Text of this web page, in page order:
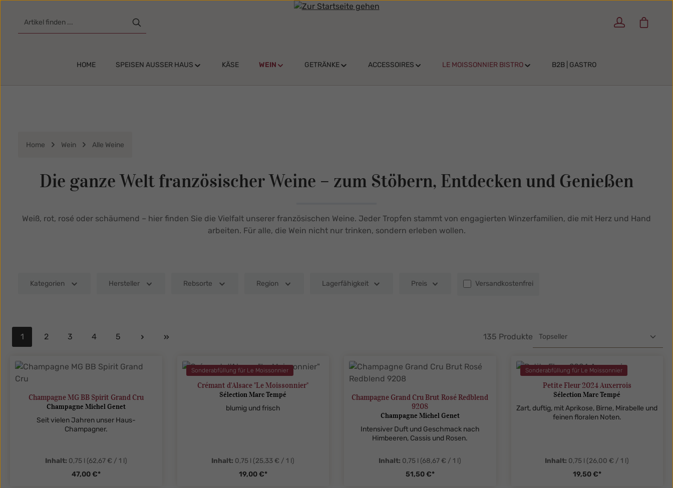
HOME SPEISEN AUSSER HAUS KÄSE WEIN GETRÄNKE ACCESSOIRES LE MOISSONNIER BISTRO B2B | GASTRO
Home Wein Alle Weine
Die ganze Welt französischer Weine – zum Stöbern, Entdecken und Genießen
Weiß, rot, rosé oder schäumend – hier finden Sie die Vielfalt unserer französischen Weine. Jeder Tropfen stammt von engagierten Winzerfamilien, die mit Herz und Hand
arbeiten. Für alle, die Wein nicht nur trinken, sondern erleben wollen.
Kategorien Hersteller Rebsorte Region Lagerfähigkeit Preis Filter hinzufügen: Versandkostenfrei
Versandkostenfrei
Seite
1
Seite
2
Seite
3
Seite
4
Seite
5 135 Produkte
Champagne MG BB Spirit Grand Cru
Champagne Michel Genet
Seit vielen Jahren unser Haus-
Champagner.
Inhalt: 0,75 l (62,67 € / 1 l)
47,00 €*
Sonderabfüllung für Le Moissonnier
Crémant d'Alsace "Le Moissonnier"
Sélection Marc Tempé
blumig und frisch
Inhalt: 0,75 l (25,33 € / 1 l)
19,00 €*
Champagne Grand Cru Brut Rosé Redblend
9208
Champagne Michel Genet
Intensiver Duft und Geschmack nach
Himbeeren, Cassis und Rosen.
Inhalt: 0,75 l (68,67 € / 1 l)
51,50 €*
Sonderabfüllung für Le Moissonnier
Petite Fleur 2024 Auxerrois
Sélection Marc Tempé
Zart, duftig, mit Aprikose, Birne, Mirabelle und
feinen floralen Noten.
Inhalt: 0,75 l (26,00 € / 1 l)
19,50 €*